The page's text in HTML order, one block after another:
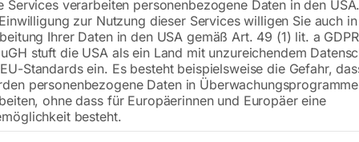
Services verarbeiten personenbezogene Daten in den
zur Nutzung dieser Services willigen Sie auch
Ihrer Daten in den USA gemäß Art. 49 (1) lit. a
stuft die USA als ein Land mit unzureichendem
Standards ein. Es besteht beispielsweise die Gefahr,
personenbezogene Daten in
ohne dass für Europäerinnen und Europäer eine
besteht.